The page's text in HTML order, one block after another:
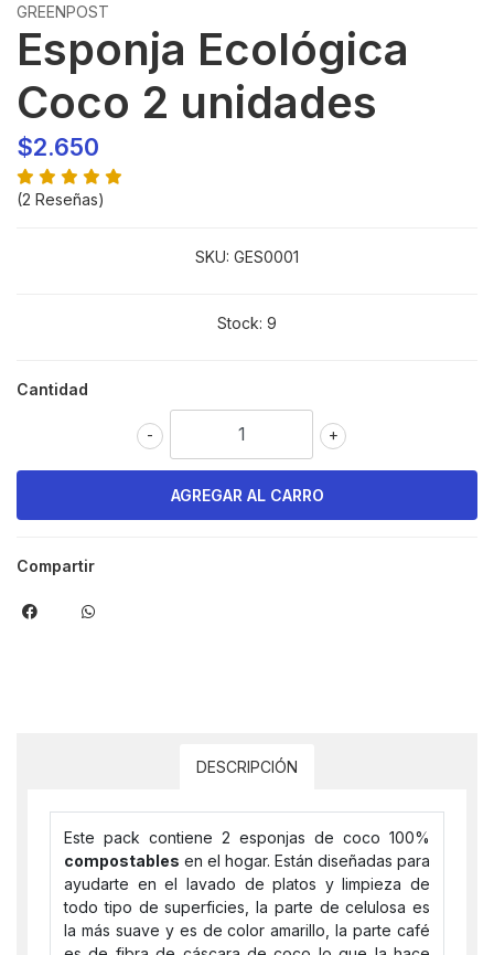
GREENPOST
Esponja Ecológica
Coco 2 unidades
$2.650
(2 Reseñas)
SKU: GES0001
Stock: 9
Cantidad
+
-
Compartir
DESCRIPCIÓN
Este pack contiene 2 esponjas de coco 100%
compostables en el hogar. Están diseñadas para
ayudarte en el lavado de platos y limpieza de
todo tipo de superficies, la parte de celulosa es
la más suave y es de color amarillo, la parte café